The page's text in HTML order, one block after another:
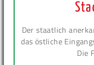
Der staatlich
das östliche
Die